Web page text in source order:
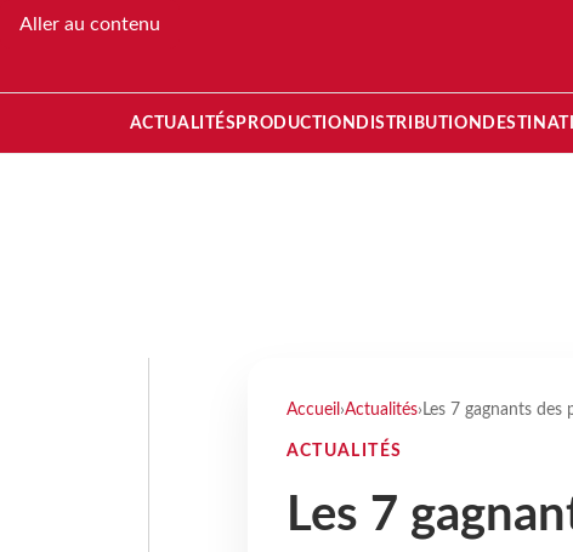
Aller au contenu
ACTUALITÉS PRODUCTION DISTRIBUTION
Accueil ›Actualités› Les 7 gagnants des
ACTUALITÉS
Les 7